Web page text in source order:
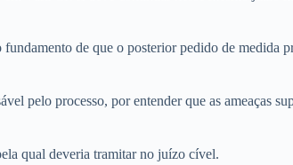
de que o posterior pedido de medida
pelo processo, por entender que as ameaças
qual deveria tramitar no juízo cível.